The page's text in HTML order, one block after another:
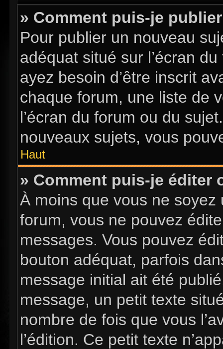
» Comment puis-je
Pour publier un nouveau
adéquat situé sur l’écran
ayez besoin d’être inscrit
chaque forum, une liste de
l’écran du forum ou du
nouveaux sujets, vous
Haut
» Comment puis-je éditer
À moins que vous ne
forum, vous ne pouvez
messages. Vous pouvez
bouton adéquat, parfois
message initial ait été
message, un petit texte
nombre de fois que vous
l’édition. Ce petit texte